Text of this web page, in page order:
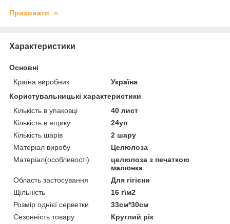
Приховати
Характеристики
Основні
Країна виробник
Україна
Користувальницькі характеристики
Кількість в упаковці
40 лист
Кількість в ящику
24уп
Кількість шарів
2 шару
Матеріал виробу
Целюлоза
Матеріал(особливості)
целюлоза з печаткою
малюнка
Область застосування
Для гігієни
Щільність
16 г\м2
Розмір однієї серветки
33см*30см
Сезонність товару
Круглий рік